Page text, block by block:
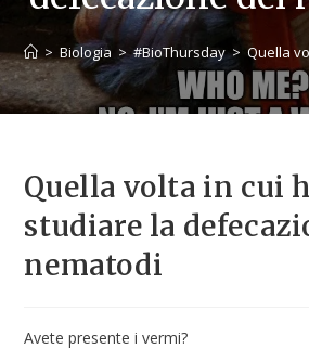
> Biologia > #BioThursday > Quella
Quella volta in cui
studiare la
nematodi
Avete presente i vermi?